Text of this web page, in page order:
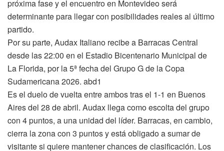
próxima fase y el encuentro en Montevideo será
determinante para llegar con posibilidades reales al último
partido.
Por su parte, Audax Italiano recibe a Barracas Central
desde las 22:00 en el Estadio Bicentenario Municipal de
La Florida, por la 5ª fecha del Grupo G de la Copa
Sudamericana 2026. abd1
Es el duelo de vuelta entre ambos tras el 1-1 en Buenos
Aires del 28 de abril. Audax llega como escolta del grupo
con 4 puntos, a una unidad del líder. Barracas, en cambio,
cierra la zona con 3 puntos y está obligado a sumar de
visitante si quiere mantener chances de clasificación. Los